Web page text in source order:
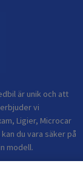
är unik och att
vi
Ligier, Microcar
du vara säker på
modell.